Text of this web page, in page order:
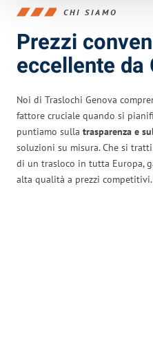
CHI SIAMO
Prezzi
eccellente da
Noi di Traslochi Genova
fattore cruciale quando si
puntiamo sulla trasparenza e
soluzioni su misura. Che si
di un trasloco in tutta Europa,
alta qualità a prezzi competitivi.